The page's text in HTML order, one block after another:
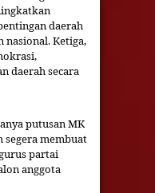
daerah
nasional. Ketiga,
daerah secara
putusan MK
segera membuat
partai
anggota